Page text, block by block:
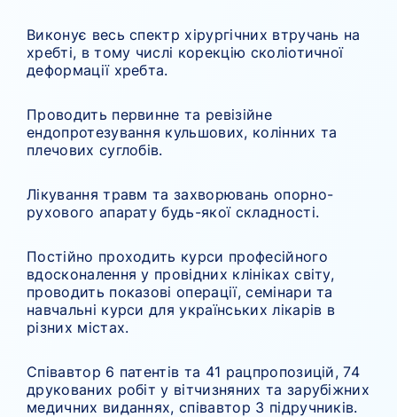
Виконує весь спектр хірургічних втручань на
хребті, в тому числі корекцію сколіотичної
деформації хребта.
Проводить первинне та ревізійне
ендопротезування кульшових, колінних та
плечових суглобів.
Лікування травм та захворювань опорно-
рухового апарату будь-якої складності.
Постійно проходить курси професійного
вдосконалення у провідних клініках світу,
проводить показові операції, семінари та
навчальні курси для українських лікарів в
різних містах.
Співавтор 6 патентів та 41 рацпропозицій, 74
друкованих робіт у вітчизняних та зарубіжних
медичних виданнях, співавтор 3 підручників.